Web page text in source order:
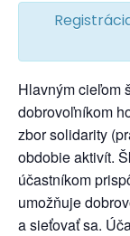
Hlavným cieľom
dobrovoľníkom
zbor solidarity
obdobie aktivít.
účastníkom
umožňuje
a sieťovať sa.